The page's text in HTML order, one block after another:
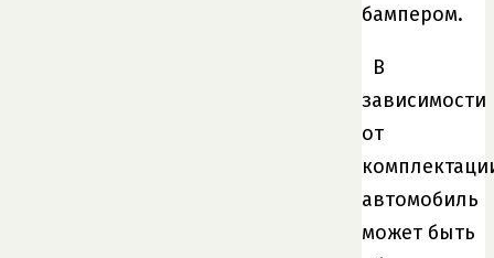
бампером.
В
зависимости
от
автомобиль
может быть